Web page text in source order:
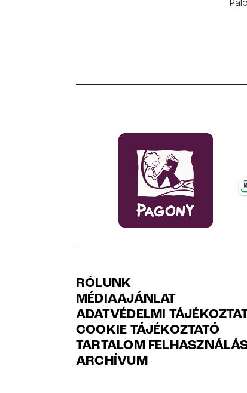
az
RÓLUNK
MÉDIAAJÁNLAT
ADATVÉDELMI
COOKIE TÁJÉKOZTATÓ
TARTALOM
ARCHÍVUM